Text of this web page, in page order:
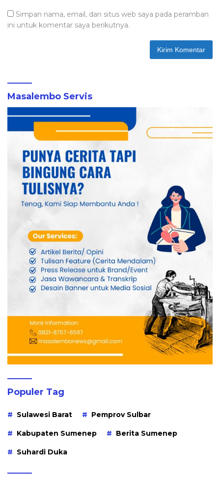
Simpan nama, email, dan situs web saya pada peramban
ini untuk komentar saya berikutnya.
Masalembo Servis
Populer Tag
Sulawesi Barat Pemprov Sulbar
Kabupaten Sumenep Berita Sumenep
Suhardi Duka